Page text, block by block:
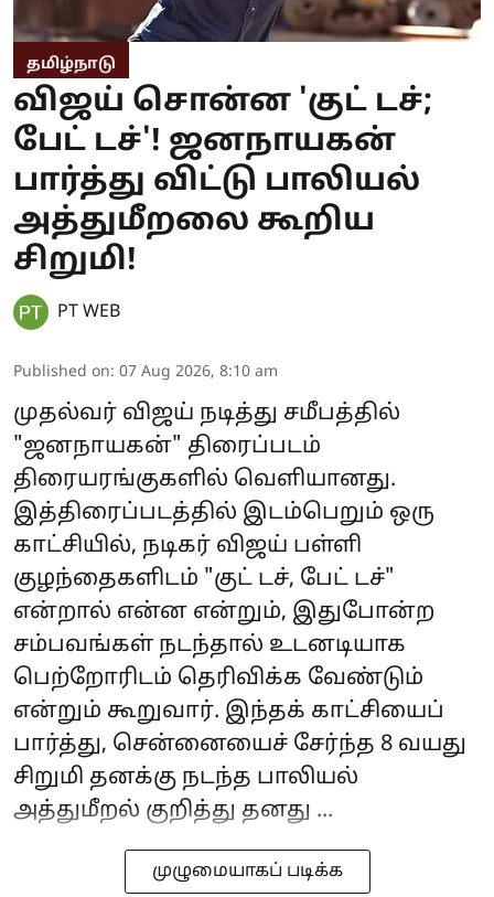
தமிழ்நாடு
விஜய் சொன்ன 'குட் டச்;
பேட் டச்'! ஜனநாயகன்
பார்த்து விட்டு பாலியல்
அத்துமீறலை கூறிய
சிறுமி!
PT WEB
Published on: 07 Aug 2026, 8:10 am
முதல்வர் விஜய் நடித்து சமீபத்தில்
"ஜனநாயகன்" திரைப்படம்
திரையரங்குகளில் வெளியானது.
இத்திரைப்படத்தில் இடம்பெறும் ஒரு
காட்சியில், நடிகர் விஜய் பள்ளி
குழந்தைகளிடம் "குட் டச், பேட் டச்"
என்றால் என்ன என்றும், இதுபோன்ற
சம்பவங்கள் நடந்தால் உடனடியாக
பெற்றோரிடம் தெரிவிக்க வேண்டும்
என்றும் கூறுவார். இந்தக் காட்சியைப்
பார்த்து, சென்னையைச் சேர்ந்த 8 வயது
சிறுமி தனக்கு நடந்த பாலியல்
அத்துமீறல் குறித்து தனது ...
முழுமையாகப் படிக்க